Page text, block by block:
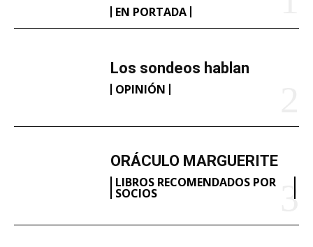
EN PORTADA
Los sondeos hablan
OPINIÓN
ORÁCULO MARGUERITE
LIBROS RECOMENDADOS POR
SOCIOS